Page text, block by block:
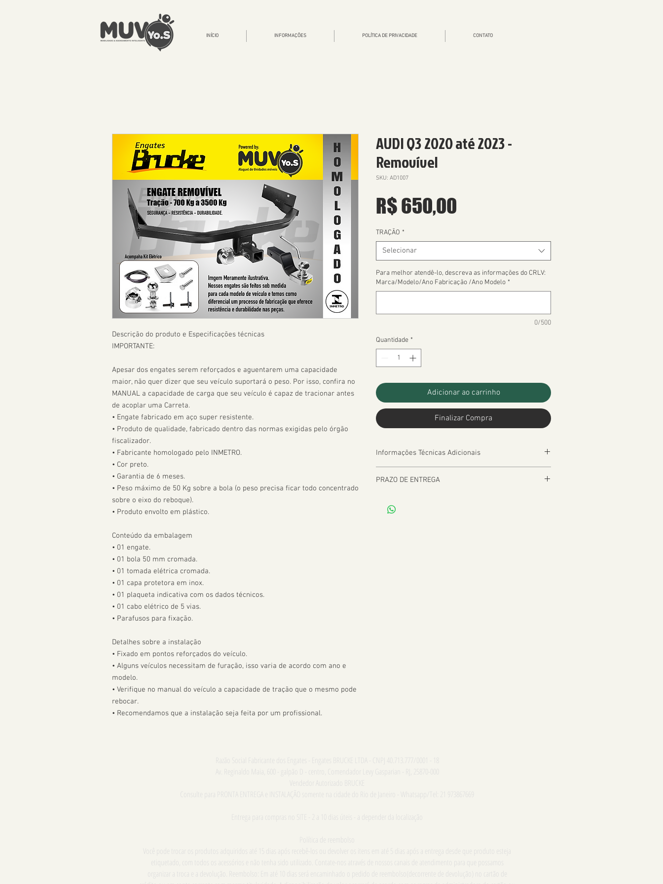
INÍCIO INFORMAÇÕES POLÍTICA DE PRIVACIDADE CONTATO
Descrição do produto e Especificações técnicas
IMPORTANTE:
Apesar dos engates serem reforçados e aguentarem uma capacidade
maior, não quer dizer que seu veículo suportará o peso. Por isso, confira no
MANUAL a capacidade de carga que seu veículo é capaz de tracionar antes
de acoplar uma Carreta.
• Engate fabricado em aço super resistente.
• Produto de qualidade, fabricado dentro das normas exigidas pelo órgão
fiscalizador.
• Fabricante homologado pelo INMETRO.
• Cor preto.
• Garantia de 6 meses.
• Peso máximo de 50 Kg sobre a bola (o peso precisa ficar todo concentrado
sobre o eixo do reboque).
• Produto envolto em plástico.
Conteúdo da embalagem
• 01 engate.
• 01 bola 50 mm cromada.
• 01 tomada elétrica cromada.
• 01 capa protetora em inox.
• 01 plaqueta indicativa com os dados técnicos.
• 01 cabo elétrico de 5 vias.
• Parafusos para fixação.
Detalhes sobre a instalação
• Fixado em pontos reforçados do veículo.
• Alguns veículos necessitam de furação, isso varia de acordo com ano e
modelo.
• Verifique no manual do veículo a capacidade de tração que o mesmo pode
rebocar.
• Recomendamos que a instalação seja feita por um profissional.
AUDI Q3 2020 até 2023 -
Removível
SKU: AD1007
R$ 650,00
TRAÇÃO *
Selecionar
Para melhor atendê-lo, descreva as informações do CRLV:
Marca/Modelo/Ano Fabricação /Ano Modelo *
0/500
Quantidade *
Adicionar ao carrinho
Finalizar Compra
Informações Técnicas Adicionais
PRAZO DE ENTREGA
Razão Social Fabricante dos Engates - Engates BRUCKE LTDA - CNPJ 40.713.777/0001 - 18
Av. Reginaldo Maia, 600 - galpão D - centro, Comendador Levy Gasparian - RJ, 25870-000
Vendedor Autorizado BRUCKE
Consulte para PRONTA ENTREGA e INSTALAÇÃO somente na cidade do Rio de Janeiro - Whatsapp/Tel: 21 973867669
Entrega para compras no SITE - 2 a 10 dias úteis - a depender da localização
Política de reembolso
Você pode trocar os produtos adquiridos até 15 dias após recebê-los ou devolver os itens em até 5 dias após a entrega desde que produto esteja
etiquetado, com todos os acessórios e não tenha sido utilizado. Contate-nos através de nossos canais de atendimento para que possamos
organizar a troca e a devolução. Reembolso: Em até 10 dias será encaminhado o pedido de reembolso(decorrente de devolução) no cartão de